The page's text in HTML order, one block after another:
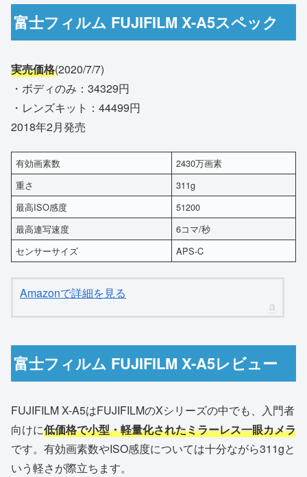
富士フィルム FUJIFILM X-A5スペック
実売価格(2020/7/7)
・ボディのみ：34329円
・レンズキット：44499円
2018年2月発売
有効画素数
2430万画素
重さ
311g
最高ISO感度
51200
最高連写速度
6コマ/秒
センサーサイズ
APS-C
Amazonで詳細を見る
富士フィルム FUJIFILM X-A5レビュー
FUJIFILM X-A5はFUJIFILMのXシリーズの中でも、入門者
向けに低価格で小型・軽量化されたミラーレス一眼カメラ
です。有効画素数やISO感度については十分ながら311gと
いう軽さが際立ちます。